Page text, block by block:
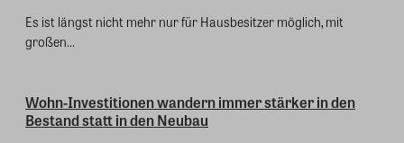
Es ist längst nicht mehr nur für Hausbesitzer möglich, mit
großen...
Wohn-Investitionen wandern immer stärker in den
Bestand statt in den Neubau